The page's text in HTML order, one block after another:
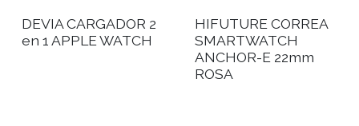
DEVIA CARGADOR 2
en 1 APPLE WATCH
HIFUTURE CORREA
SMARTWATCH
ANCHOR-E 22mm
ROSA